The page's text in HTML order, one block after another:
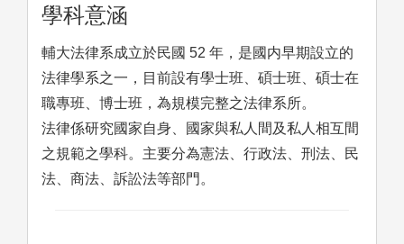
學科意涵
輔大法律系成立於民國 52 年，是國内早期設立的
法律學系之一，目前設有學士班、碩士班、碩士在
職專班、博士班，為規模完整之法律系所。
法律係研究國家自身、國家與私人間及私人相互間
之規範之學科。主要分為憲法、行政法、刑法、民
法、商法、訴訟法等部門。